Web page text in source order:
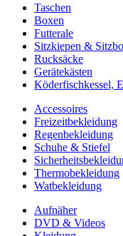
Taschen
Boxen
Futterale
Sitzkiepen &
Rucksäcke
Gerätekästen
Köderfischkessel,
Accessoires
Freizeitbekleidung
Regenbekleidung
Schuhe & Stiefel
Thermobekleidung
Watbekleidung
Aufnäher
DVD & Videos